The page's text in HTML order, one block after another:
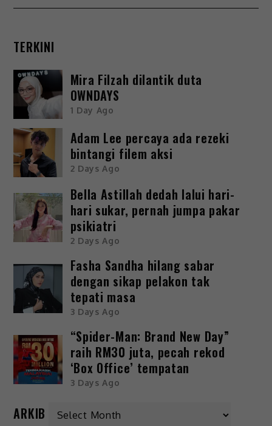
TERKINI
Mira Filzah dilantik duta
OWNDAYS
1 Day Ago
Adam Lee percaya ada rezeki
bintangi filem aksi
2 Days Ago
Bella Astillah dedah lalui hari-
hari sukar, pernah jumpa pakar
psikiatri
2 Days Ago
Fasha Sandha hilang sabar
dengan sikap pelakon tak
tepati masa
3 Days Ago
“Spider-Man: Brand New Day”
raih RM30 juta, pecah rekod
‘Box Office’ tempatan
3 Days Ago
ARKIB